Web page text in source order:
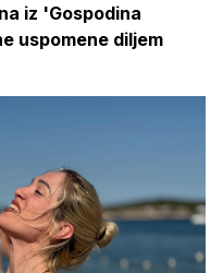
iz 'Gospodina
uspomene diljem